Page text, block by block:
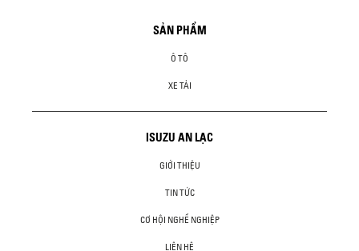
SẢN PHẨM
Ô TÔ
XE TẢI
ISUZU AN LẠC
GIỚI THIỆU
TIN TỨC
CƠ HỘI NGHỀ NGHIỆP
LIÊN HỆ